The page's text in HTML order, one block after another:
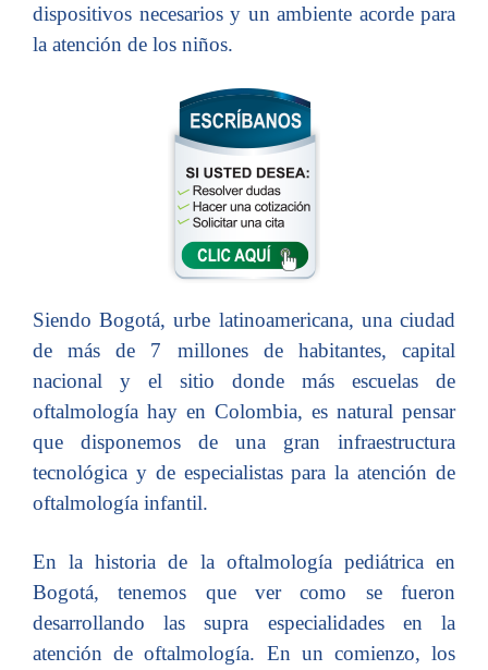
dispositivos necesarios y un ambiente acorde para
la atención de los niños.
Siendo Bogotá, urbe latinoamericana, una ciudad
de más de 7 millones de habitantes, capital
nacional y el sitio donde más escuelas de
oftalmología hay en Colombia, es natural pensar
que disponemos de una gran infraestructura
tecnológica y de especialistas para la atención de
oftalmología infantil.
En la historia de la oftalmología pediátrica en
Bogotá, tenemos que ver como se fueron
desarrollando las supra especialidades en la
atención de oftalmología. En un comienzo, los